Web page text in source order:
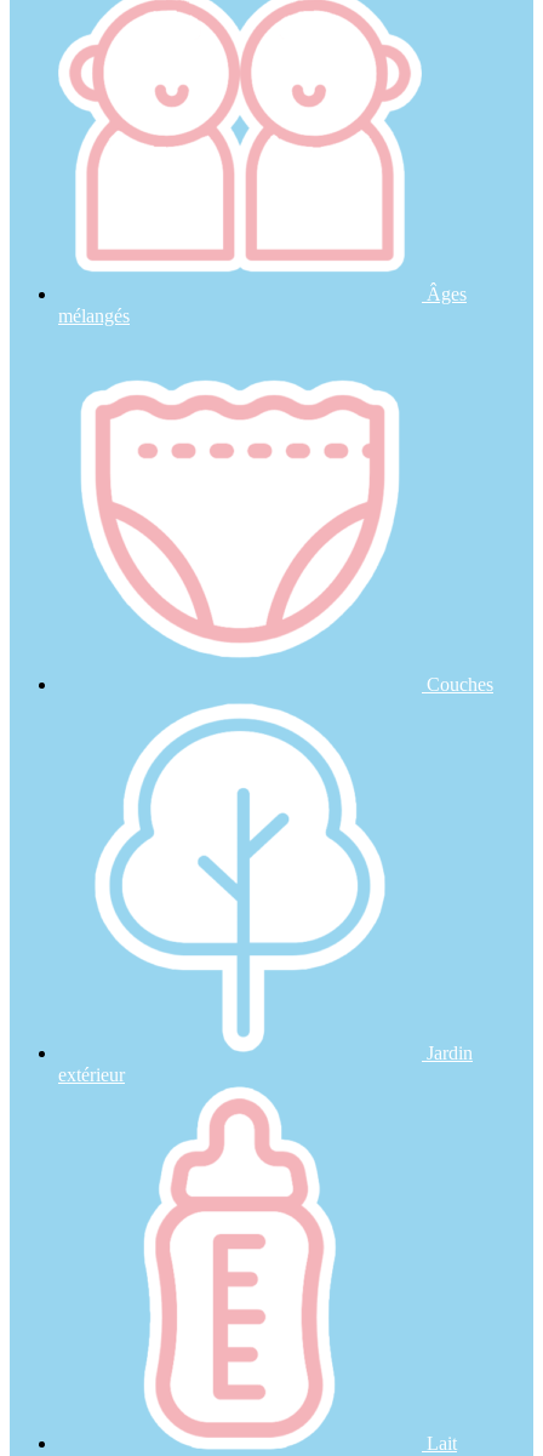
Âges
mélangés
Couches
Jardin
extérieur
Lait